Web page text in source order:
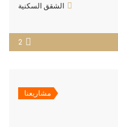
الشقق السكنية
2
مشاريعنا